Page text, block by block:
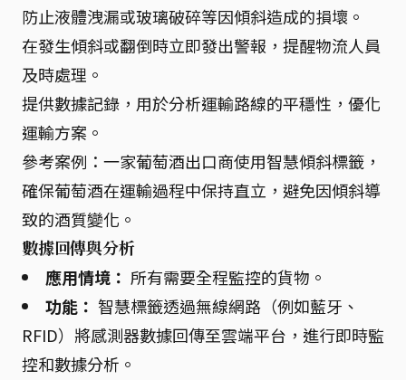
防止液體洩漏或玻璃破碎等因傾斜造成的損壞。
在發生傾斜或翻倒時立即發出警報，提醒物流人員
及時處理。
提供數據記錄，用於分析運輸路線的平穩性，優化
運輸方案。
參考案例：一家葡萄酒出口商使用智慧傾斜標籤，
確保葡萄酒在運輸過程中保持直立，避免因傾斜導
致的酒質變化。
數據回傳與分析
應用情境： 所有需要全程監控的貨物。
功能： 智慧標籤透過無線網路（例如藍牙、
RFID）將感測器數據回傳至雲端平台，進行即時監
控和數據分析。